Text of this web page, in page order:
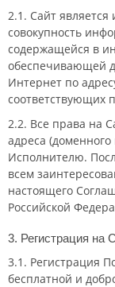
2.1. Сайт является
совокупность
содержащейся в
обеспечивающей
Интернет по
соответствующих
2.2. Все права на
адреса
Исполнителю.
всем
настоящего
Российской
3. Регистрация на
3.1. Регистрация
бесплатной и